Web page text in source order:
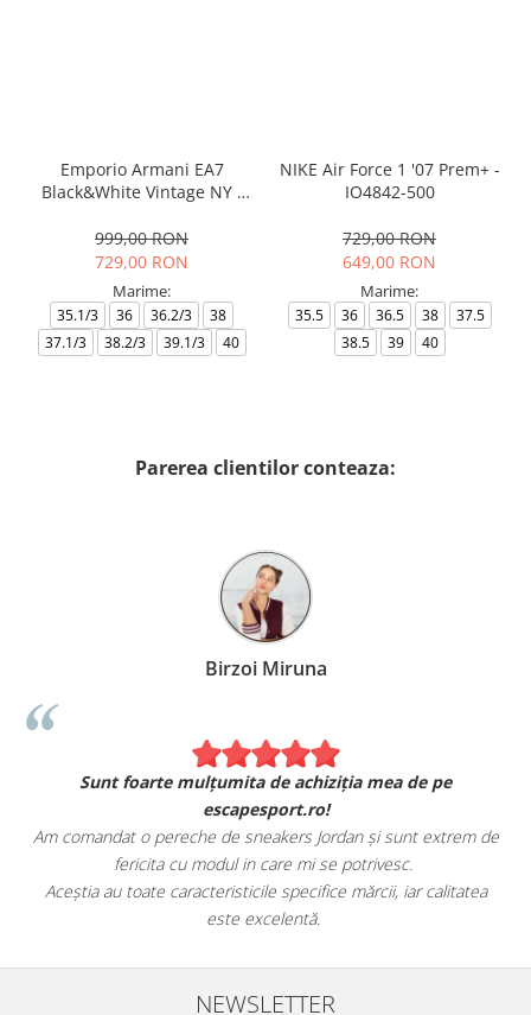
Emporio Armani EA7
Black&White Vintage NY -
999,00 RON
729,00 RON
Marime:
35.1/3 36 36.2/3
38
37.1/3
38.2/3 39.1/3 40
NIKE Air Force 1 '07 Prem+ -
IO4842-500
729,00 RON
649,00 RON
Marime:
35.5 36 36.5 38
37.5
38.5
39 40
Parerea clientilor conteaza:
Birzoi Miruna
Sunt foarte mulțumita de achiziția mea de pe
escapesport.ro!
Am comandat o pereche de sneakers Jordan și sunt extrem de
fericita cu modul in care mi se potrivesc.
Aceștia au toate caracteristicile specifice mărcii, iar calitatea
este excelentă.
NEWSLETTER